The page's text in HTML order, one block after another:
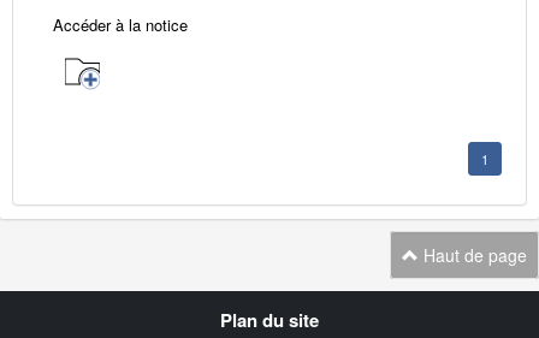
Accéder à la notice
1
Haut de page
Plan du site